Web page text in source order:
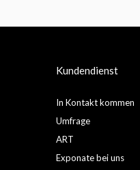
Kundendienst
In Kontakt kommen
Umfrage
ART
Exponate bei uns